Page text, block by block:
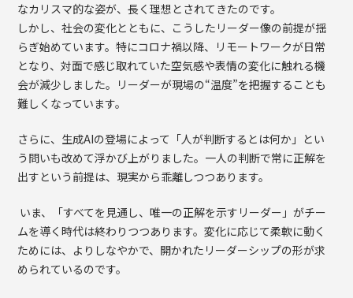
なカリスマ的な姿が、長く理想とされてきたのです。
しかし、社会の変化とともに、こうしたリーダー像の前提が揺
らぎ始めています。特にコロナ禍以降、リモートワークが日常
となり、対面で感じ取れていた空気感や表情の変化に触れる機
会が減少しました。リーダーが現場の“温度”を把握することも
難しくなっています。
さらに、生成AIの登場によって「人が判断するとは何か」とい
う問いも改めて浮かび上がりました。一人の判断で常に正解を
出すという前提は、現実から乖離しつつあります。
いま、「すべてを見通し、唯一の正解を示すリーダー」がチー
ムを導く時代は終わりつつあります。変化に応じて柔軟に動く
ためには、よりしなやかで、開かれたリーダーシップの形が求
められているのです。